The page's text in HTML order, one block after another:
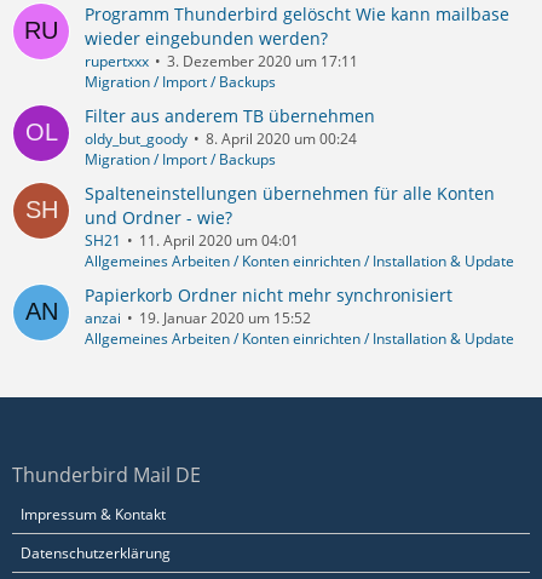
Programm Thunderbird gelöscht Wie kann mailbase
wieder eingebunden werden?
rupertxxx
3. Dezember 2020 um 17:11
Migration / Import / Backups
Filter aus anderem TB übernehmen
oldy_but_goody
8. April 2020 um 00:24
Migration / Import / Backups
Spalteneinstellungen übernehmen für alle Konten
und Ordner - wie?
SH21
11. April 2020 um 04:01
Allgemeines Arbeiten / Konten einrichten / Installation & Update
Papierkorb Ordner nicht mehr synchronisiert
anzai
19. Januar 2020 um 15:52
Allgemeines Arbeiten / Konten einrichten / Installation & Update
Thunderbird Mail DE
Impressum & Kontakt
Datenschutzerklärung